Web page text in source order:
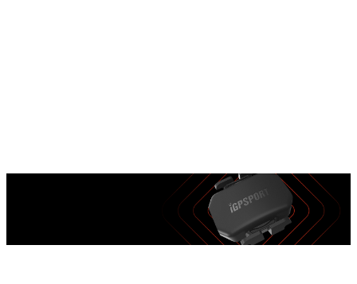
Protocolos de Transmisión Dual BLE 5.0 y ANT+
Protocolos de Transmisión Dual BLE 5.0 y ANT+